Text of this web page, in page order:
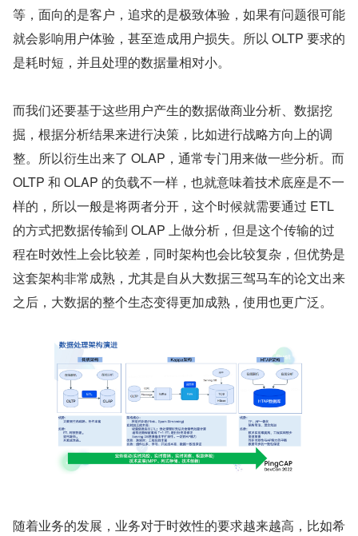
等，面向的是客户，追求的是极致体验，如果有问题很可能
就会影响用户体验，甚至造成用户损失。所以 OLTP 要求的
是耗时短，并且处理的数据量相对小。
而我们还要基于这些用户产生的数据做商业分析、数据挖
掘，根据分析结果来进行决策，比如进行战略方向上的调
整。所以衍生出来了 OLAP，通常专门用来做一些分析。而
OLTP 和 OLAP 的负载不一样，也就意味着技术底座是不一
样的，所以一般是将两者分开，这个时候就需要通过 ETL
的方式把数据传输到 OLAP 上做分析，但是这个传输的过
程在时效性上会比较差，同时架构也会比较复杂，但优势是
这套架构非常成熟，尤其是自从大数据三驾马车的论文出来
之后，大数据的整个生态变得更加成熟，使用也更广泛。
随着业务的发展，业务对于时效性的要求越来越高，比如希